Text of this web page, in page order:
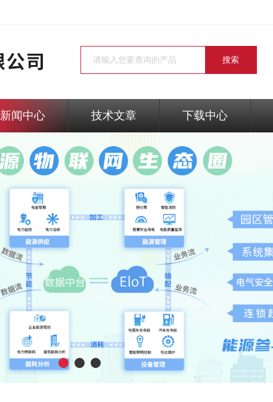
新闻中心 技术文章 下载中心